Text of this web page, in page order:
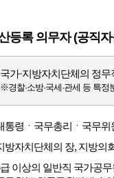
등록 의무자 (공직
국가·지방자치단체의 정
※경찰·소방·국세·관세 등 특정
통령ㆍ국무총리ㆍ국무
방자치단체의 장, 지방의
이상의 일반직 국가공